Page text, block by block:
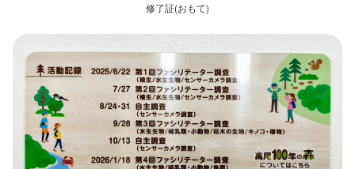
修了証(おもて)